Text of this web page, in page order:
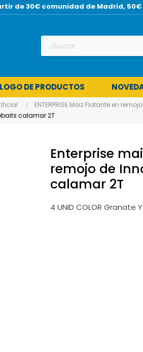
de 30€ comunidad de Madrid, 50€
DE PRODUCTOS
ENTERPRISE Maiz Flotante en remojo
calamar 2T
Enterprise
remojo de
calamar 2T
4 UNID COLOR Granate Y